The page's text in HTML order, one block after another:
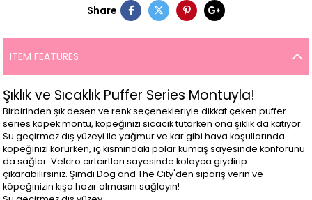
Share
ITEM FEATURES
Şıklık ve Sıcaklık Puffer Series Montuyla!
Birbirinden şık desen ve renk seçenekleriyle dikkat çeken puffer
series köpek montu, köpeğinizi sıcacık tutarken ona şıklık da katıyor.
Su geçirmez dış yüzeyi ile yağmur ve kar gibi hava koşullarında
köpeğinizi korurken, iç kısmındaki polar kumaş sayesinde konforunu
da sağlar. Velcro cırtcırtları sayesinde kolayca giydirip
çıkarabilirsiniz. Şimdi Dog and The City'den sipariş verin ve
köpeğinizin kışa hazır olmasını sağlayın!